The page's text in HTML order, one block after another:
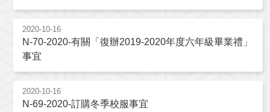
2020-10-16
N-70-2020-有關「復辦2019-2020年度六年級畢業禮」
事宜
2020-10-16
N-69-2020-訂購冬季校服事宜